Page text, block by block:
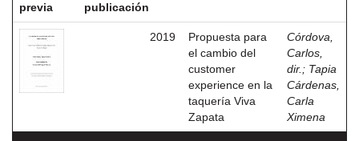
previa
publicación
2019
Propuesta para
el cambio del
customer
experience en la
taquería Viva
Zapata
Córdova,
Carlos,
dir. ; Tapia
Cárdenas,
Carla
Ximena